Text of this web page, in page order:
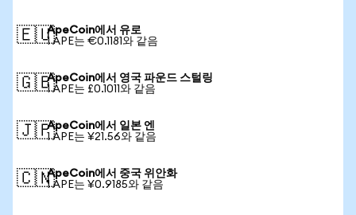
🇪🇺ApeCoin에서 유로
1 APE는 €0.1181와 같음
🇬🇧ApeCoin에서 영국 파운드 스털링
1 APE는 £0.1011와 같음
🇯🇵ApeCoin에서 일본 엔
1 APE는 ¥21.56와 같음
🇨🇳ApeCoin에서 중국 위안화
1 APE는 ¥0.9185와 같음